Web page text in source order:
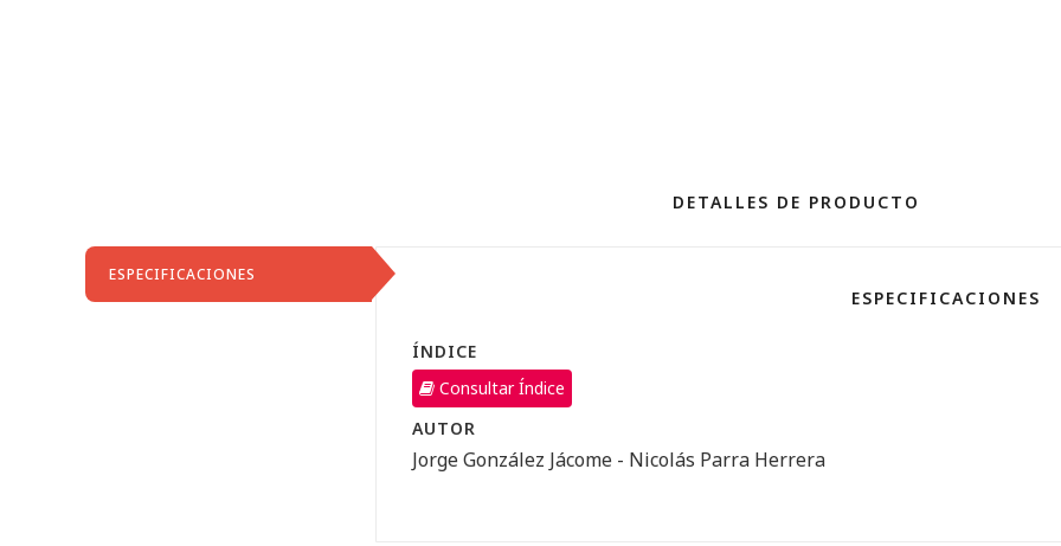
DETALLES DE PRODUCTO
ESPECIFICACIONES
ESPECIFICACIONES
ÍNDICE
Consultar Índice
AUTOR
Jorge González Jácome - Nicolás Parra Herrera